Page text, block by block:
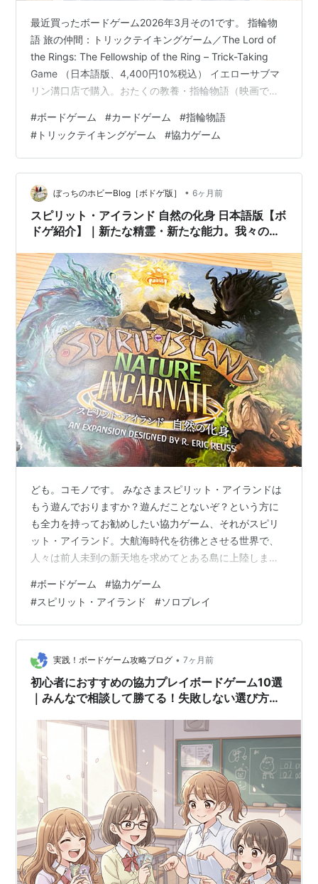
最近買ったボードゲーム2026年3月その1です。 指輪物
語 旅の仲間：トリックテイキングゲーム／The Lord of
the Rings: The Fellowship of the Ring – Trick-Taking
Game （日本語版、4,400円10%税込） イエローサブマ
リン溝口店で購入。おたくの教養・指輪物語（映画では
シナリオクリア型のトリックテイキングゲームです。協
力ゲームです。指輪物語がテーマで気になっていました
が、日本語版が登場したので購入。手に入らなくなりそ
うですし、BoardGameGeekのランキングで上位に入っ
て…
#ボードゲーム #カードゲーム #指輪物語
# トリックテイキングゲーム #協力ゲーム
ぼっちのホビーBlog［ボドゲ版］ • 6ヶ月前
スピリット・アイランド 自然の化身 日本語版【ボ
ドゲ紹介】｜新たな精霊・新たな能力。我々の島
力でクセつよな奴等だっ(●ↀωↀ●)✧！
ども。コモノです。 みなさまスピリット・アイランドは
もう遊んでおりますか？遊んだことないぞ？という方に
も全力を持ってお勧めしたい協力ゲーム、それがスピリ
ット・アイランド。大航海時代を彷彿とさせる世界で、
人々は前人未到の新天地を求めてとある島に上陸しま
侵略者と呼び、この島の自然を守るために外敵を撃退す
るため立ち向かいます。プレイヤーたちはこの精霊の1柱
となって島々を守るために侵略者たちを撃退することを
目指します。侵略者たちの猛攻をそれぞれの特殊能力を
駆使しながら撃退していく協力型タワーディフェンス
「スピリット・アイランド」に新しい拡張が加わりま
す…
#ボードゲーム #協力ゲーム
#スピリット・アイランド #ソロプレイ
実践！ボードゲーム攻略ブログ • 7ヶ月前
初心者におすすめの協力プレイボードゲーム10選
｜みんなで相談して勝てる！失敗しない選び方つ